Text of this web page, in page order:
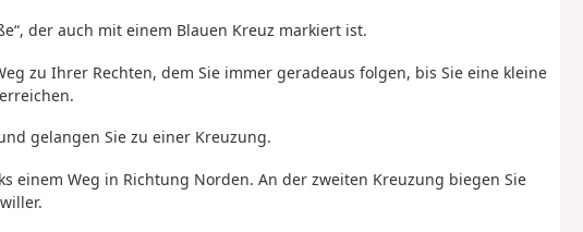
der auch mit einem Blauen Kreuz markiert ist.
zu Ihrer Rechten, dem Sie immer geradeaus folgen, bis Sie eine kleine
gelangen Sie zu einer Kreuzung.
einem Weg in Richtung Norden. An der zweiten Kreuzung biegen Sie